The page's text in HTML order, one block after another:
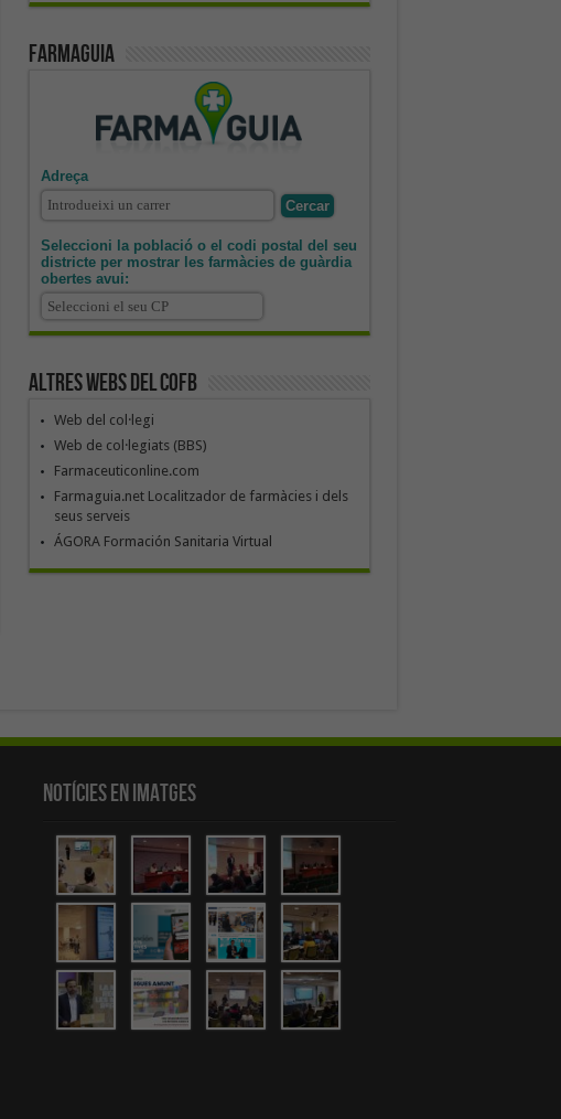
Farmaguia
Adreça
Seleccioni la població o el codi postal del seu
districte per mostrar les farmàcies de guàrdia
obertes avui:
Altres webs del COFB
Web del col·legi
Web de col·legiats (BBS)
Farmaceuticonline.com
Farmaguia.net Localitzador de farmàcies i dels
seus serveis
ÁGORA Formación Sanitaria Virtual
Notícies en Imatges